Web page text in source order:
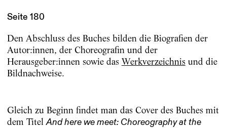
Seite 180
Den Abschluss des Buches bilden die Biografien der
Autor:innen, der Choreografin und der
Herausgeber:innen sowie das Werkverzeichnisund die
Bildnachweise.
Gleich zu Beginn findet man das Cover des Buches mit
dem Titel And here we meet: Choreography at the